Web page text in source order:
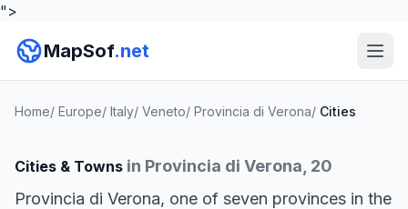
">
MapSof.net
Home/ Europe/ Italy/ Veneto/ Provincia di Verona/ Cities
Cities & Towns in Provincia di Verona, 20
Provincia di Verona, one of seven provinces in the